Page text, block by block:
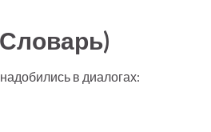
в диалогах: